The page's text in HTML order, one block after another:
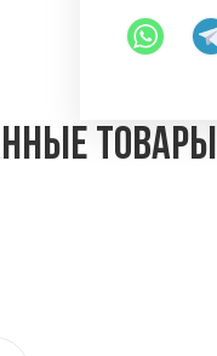
товары